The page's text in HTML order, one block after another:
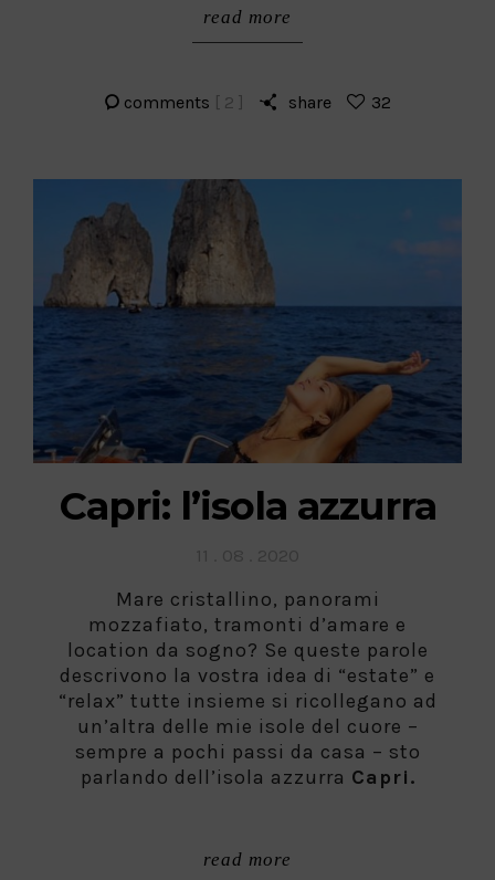
read more
comments [ 2 ] share 32
Capri: l’isola azzurra
Mare cristallino, panorami
mozzafiato, tramonti d’amare e
location da sogno? Se queste parole
descrivono la vostra idea di “estate” e
“relax” tutte insieme si ricollegano ad
un’altra delle mie isole del cuore –
sempre a pochi passi da casa – sto
parlando dell’isola azzurra Capri.
read more